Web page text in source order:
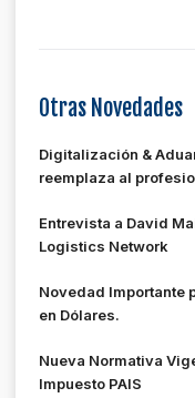
Otras Novedades
Digitalización &
reemplaza al
Entrevista a David
Logistics Network
Novedad Importante
en Dólares.
Nueva Normativa
Impuesto PAIS